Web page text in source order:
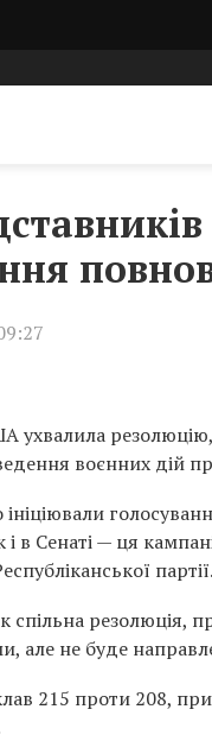
ухвалила
воєнних дій
і в Сенаті — ця
партії.
резолюція,
але не буде
215 проти 208,